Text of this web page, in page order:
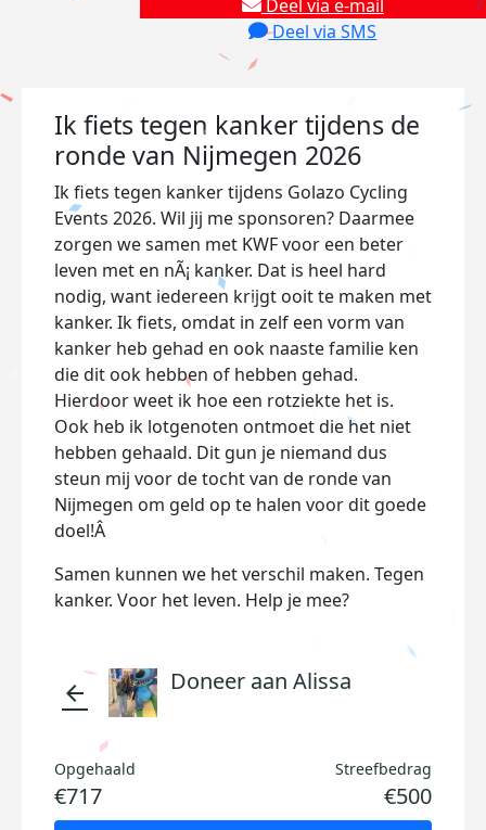
Deel via e-mail
Deel via SMS
Ik fiets tegen kanker tijdens de
ronde van Nijmegen 2026
Ik fiets tegen kanker tijdens Golazo Cycling
Events 2026. Wil jij me sponsoren? Daarmee
zorgen we samen met KWF voor een beter
leven met en nÃ¡ kanker. Dat is heel hard
nodig, want iedereen krijgt ooit te maken met
kanker. Ik fiets, omdat in zelf een vorm van
kanker heb gehad en ook naaste familie ken
die dit ook hebben of hebben gehad.
Hierdoor weet ik hoe een rotziekte het is.
Ook heb ik lotgenoten ontmoet die het niet
hebben gehaald. Dit gun je niemand dus
steun mij voor de tocht van de ronde van
Nijmegen om geld op te halen voor dit goede
doel!Â
Samen kunnen we het verschil maken. Tegen
kanker. Voor het leven. Help je mee?
arrow_back Doneer aan Alissa
Opgehaald
€717
Streefbedrag
€500